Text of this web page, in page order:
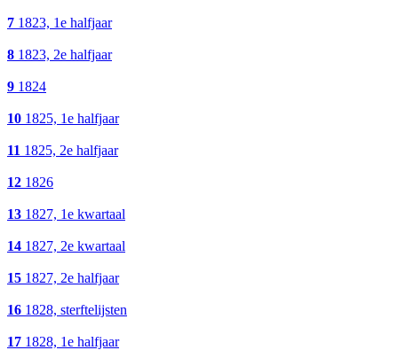
7 1823, 1e halfjaar
8 1823, 2e halfjaar
9 1824
10 1825, 1e halfjaar
11 1825, 2e halfjaar
12 1826
13 1827, 1e kwartaal
14 1827, 2e kwartaal
15 1827, 2e halfjaar
16 1828, sterftelijsten
17 1828, 1e halfjaar